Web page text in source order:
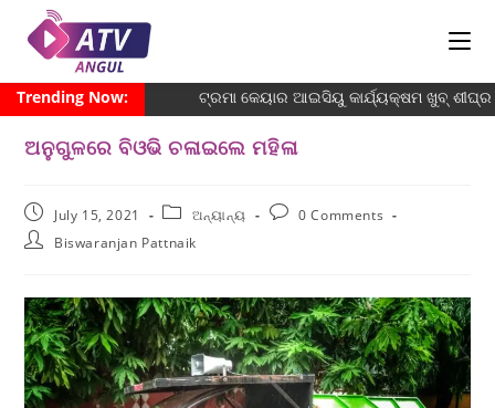
Trending Now: ଟ୍ରମା କେୟାର ଆଇସିୟୁ କାର୍ଯ୍ୟକ୍ଷମ ଖୁବ୍ ଶୀଘ୍ର
ଅନୁଗୁଳରେ ବିଓଭି ଚଳାଇଲେ ମହିଳା
July 15, 2021 ଅନ୍ୟାନ୍ୟ
0 Comments
Biswaranjan Pattnaik